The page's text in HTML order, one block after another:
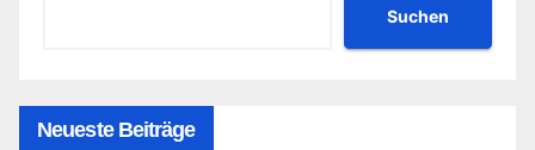
Suchen
Neueste Beiträge